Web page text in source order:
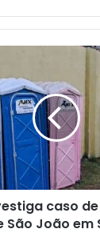
caso
São João em